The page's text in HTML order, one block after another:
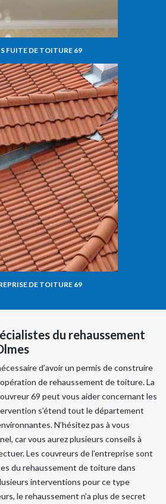
FUITE DE TOITURE 69
DE TOITURE 69
du rehaussement
d’avoir un permis de construire
de rehaussement de toiture. La
69 peut vous aider concernant les
s’étend tout le département
N’hésitez pas à vous
car vous aurez plusieurs conseils à
Les couvreurs de l’entreprise sont
du rehaussement de toiture dans
interventions pour ce type
le rehaussement n’a plus de secret